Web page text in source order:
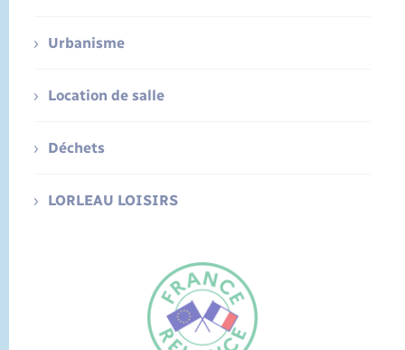
Urbanisme
Location de salle
Déchets
LORLEAU LOISIRS